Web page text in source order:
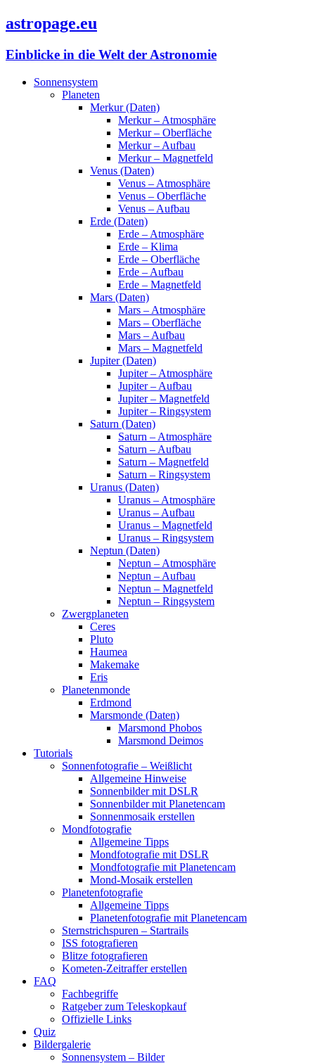
astropage.eu
Einblicke in die Welt der Astronomie
Sonnensystem
Planeten
Merkur (Daten)
Merkur – Atmosphäre
Merkur – Oberfläche
Merkur – Aufbau
Merkur – Magnetfeld
Venus (Daten)
Venus – Atmosphäre
Venus – Oberfläche
Venus – Aufbau
Erde (Daten)
Erde – Atmosphäre
Erde – Klima
Erde – Oberfläche
Erde – Aufbau
Erde – Magnetfeld
Mars (Daten)
Mars – Atmosphäre
Mars – Oberfläche
Mars – Aufbau
Mars – Magnetfeld
Jupiter (Daten)
Jupiter – Atmosphäre
Jupiter – Aufbau
Jupiter – Magnetfeld
Jupiter – Ringsystem
Saturn (Daten)
Saturn – Atmosphäre
Saturn – Aufbau
Saturn – Magnetfeld
Saturn – Ringsystem
Uranus (Daten)
Uranus – Atmosphäre
Uranus – Aufbau
Uranus – Magnetfeld
Uranus – Ringsystem
Neptun (Daten)
Neptun – Atmosphäre
Neptun – Aufbau
Neptun – Magnetfeld
Neptun – Ringsystem
Zwergplaneten
Ceres
Pluto
Haumea
Makemake
Eris
Planetenmonde
Erdmond
Marsmonde (Daten)
Marsmond Phobos
Marsmond Deimos
Tutorials
Sonnenfotografie – Weißlicht
Allgemeine Hinweise
Sonnenbilder mit DSLR
Sonnenbilder mit Planetencam
Sonnenmosaik erstellen
Mondfotografie
Allgemeine Tipps
Mondfotografie mit DSLR
Mondfotografie mit Planetencam
Mond-Mosaik erstellen
Planetenfotografie
Allgemeine Tipps
Planetenfotografie mit Planetencam
Sternstrichspuren – Startrails
ISS fotografieren
Blitze fotografieren
Kometen-Zeitraffer erstellen
FAQ
Fachbegriffe
Ratgeber zum Teleskopkauf
Offizielle Links
Quiz
Bildergalerie
Sonnensystem – Bilder